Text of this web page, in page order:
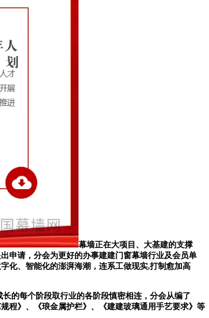
幕墙正在大项目、大基建的支撑
申请，分会为更好的办事建建门窗幕墙行业及会员单
化、智能化的澎湃海潮，连系工做现实,打制愈加高
的每个阶段取行业的各阶段慎密相连，分会从编了
程》、《琅金属护栏》、《建建玻璃通用手艺要求》等